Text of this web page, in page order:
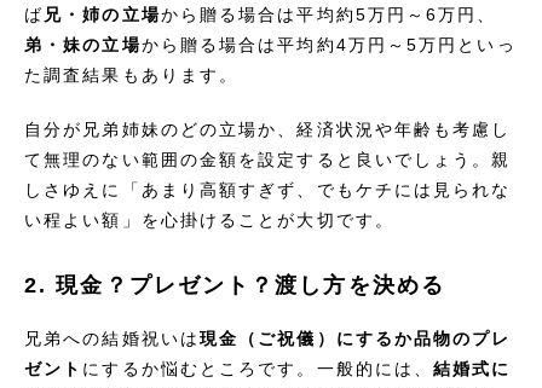
ば 兄・姉の立場から贈る場合は平均約5万円～6万円、
弟・妹の立場から贈る場合は平均約4万円～5万円といっ
た調査結果もあります。
自分が兄弟姉妹のどの立場か、経済状況や年齢も考慮し
て無理のない範囲の金額を設定すると良いでしょう。親
しさゆえに「あまり高額すぎず、でもケチには見られな
い程よい額」を心掛けることが大切です。
2. 現金？プレゼント？渡し方を決める
兄弟への結婚祝いは現金（ご祝儀）にするか品物のプレ
ゼント にするか悩むところです。一般的には、結婚式に